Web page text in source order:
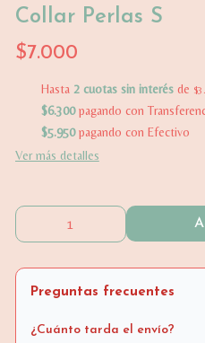
Collar Perlas S
$7.000
Hasta 2 cuotas sin interésde
$6.300pagando con
$5.950pagando con Efectivo
Ver más detalles
Preguntas frecuentes
¿Cuánto tarda el envío?